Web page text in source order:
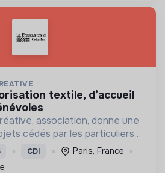
association, donne une
cédés par les particuliers
Elle participe ainsi à un
plus respectueux.
CDI
Paris, France